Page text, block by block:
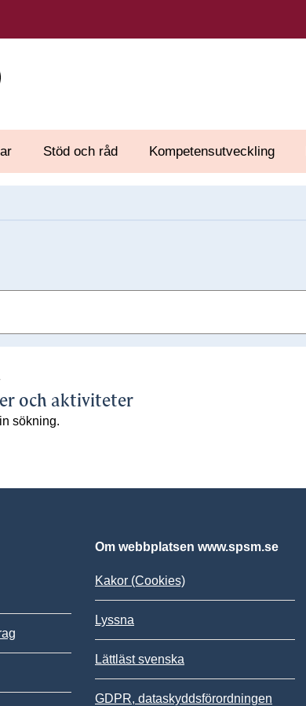
Stöd och råd Kompetensutveckling
och aktiviteter
sökning.
Om webbplatsen www.spsm.se
Kakor (Cookies)
Lyssna
Lättläst svenska
GDPR, dataskyddsförordningen